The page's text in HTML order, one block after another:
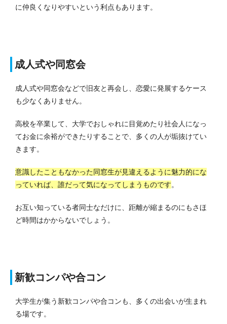
に仲良くなりやすいという利点もあります。
成人式や同窓会
成人式や同窓会などで旧友と再会し、恋愛に発展するケース
も少なくありません。
高校を卒業して、大学でおしゃれに目覚めたり社会人になっ
てお金に余裕ができたりすることで、多くの人が垢抜けてい
きます。
意識したこともなかった同窓生が見違えるように魅力的にな
っていれば、誰だって気になってしまうものです。
お互い知っている者同士なだけに、距離が縮まるのにもさほ
ど時間はかからないでしょう。
新歓コンパや合コン
大学生が集う新歓コンパや合コンも、多くの出会いが生まれ
る場です。